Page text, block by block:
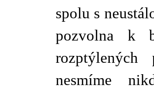
spolu s
pozvolna k
nesmíme